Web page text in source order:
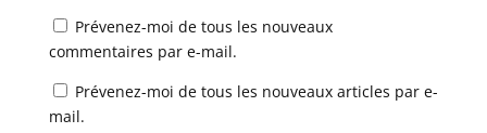
Prévenez-moi de tous les nouveaux
commentaires par e-mail.
Prévenez-moi de tous les nouveaux articles par e-
mail.